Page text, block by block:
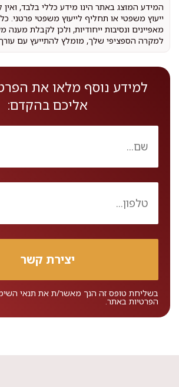
המידע המוצג באתר הינו מידע כללי בלבד,
ייעוץ משפטי או תחליף לייעוץ משפטי פרטני.
מאפיינים ונסיבות ייחודיות, ולכן לקבלת
למקרה הספציפי שלך, מומלץ להתייעץ עם עורך
למידע נוסף מלאו את
אליכם בהקדם:
בשליחת טופס זה הנך מאשר/ת את תנאי
הפרטיות באתר.